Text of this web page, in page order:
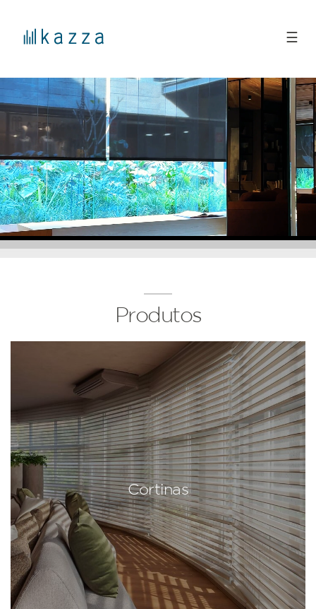
☰
Produtos
Cortinas